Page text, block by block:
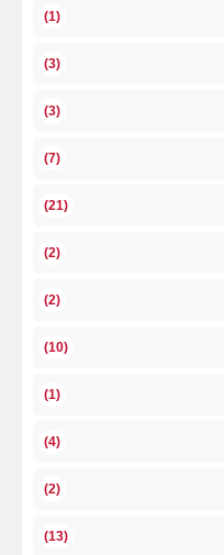
(1)
(3)
(3)
(7)
(21)
(2)
(2)
(10)
(1)
(4)
(2)
(13)